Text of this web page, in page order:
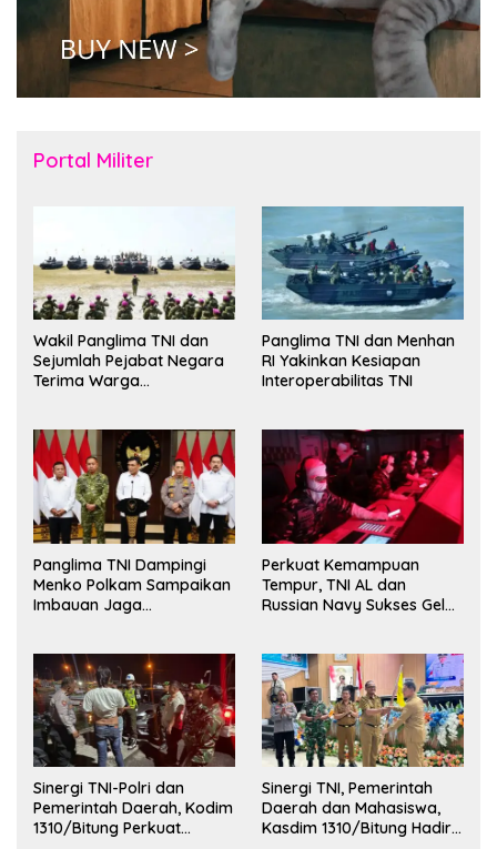
Portal Militer
Wakil Panglima TNI dan
Sejumlah Pejabat Negara
Terima Warga
Panglima TNI dan Menhan
RI Yakinkan Kesiapan
Interoperabilitas TNI
Panglima TNI Dampingi
Menko Polkam Sampaikan
Imbauan Jaga
Perkuat Kemampuan
Tempur, TNI AL dan
Russian Navy Sukses Gelar
Sinergi TNI-Polri dan
Pemerintah Daerah, Kodim
1310/Bitung Perkuat
Sinergi TNI, Pemerintah
Daerah dan Mahasiswa,
Kasdim 1310/Bitung Hadiri